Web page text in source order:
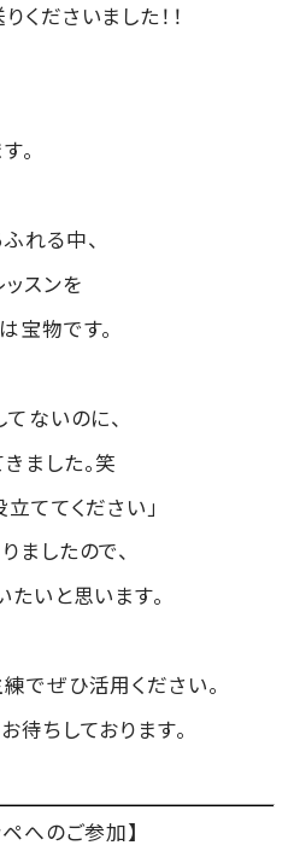
ださいました！！
。
れる中、
スンを
宝物です。
ないのに、
ました。笑
ててください」
ましたので、
たいと思います。
でぜひ活用ください。
待ちしております。
へのご参加】